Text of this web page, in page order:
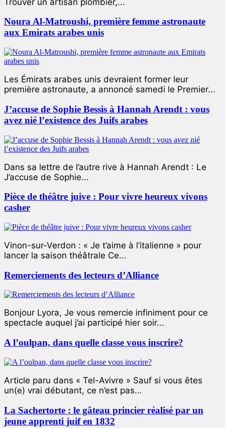
Noura Al-Matroushi, première femme astronaute
aux Emirats arabes unis
Les Émirats arabes unis devraient former leur
première astronaute, a annoncé samedi le Premier...
J’accuse de Sophie Bessis à Hannah Arendt : vous
avez nié l’existence des Juifs arabes
Dans sa lettre de l’autre rive à Hannah Arendt : Le
J’accuse de Sophie...
Pièce de théâtre juive : Pour vivre heureux vivons
casher
Vinon-sur-Verdon : « Je t’aime à l’italienne » pour
lancer la saison théâtrale Ce...
Remerciements des lecteurs d’Alliance
Bonjour Lyora, Je vous remercie infiniment pour ce
spectacle auquel j’ai participé hier soir...
A l’oulpan, dans quelle classe vous inscrire?
Article paru dans « Tel-Avivre » Sauf si vous êtes
un(e) vrai débutant, ce n’est pas...
La Sachertorte : le gâteau princier réalisé par un
jeune apprenti juif en 1832